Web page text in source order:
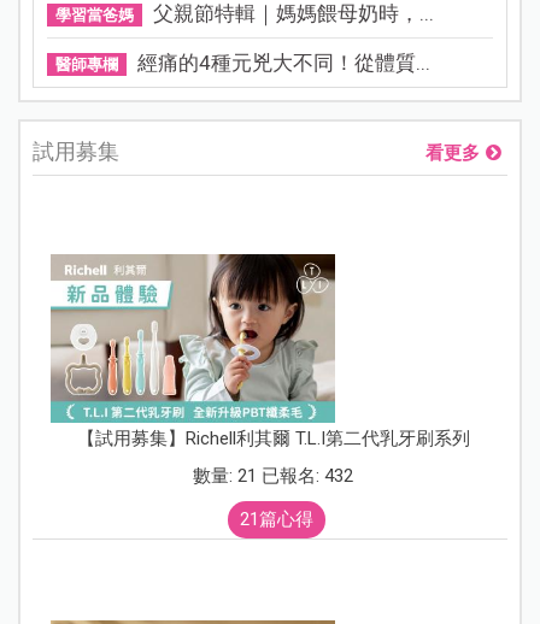
學習當爸媽 父親節特輯｜媽媽餵母奶時，...
醫師專欄 經痛的4種元兇大不同！從體質...
試用募集 看更多
【試用募集】Richell利其爾 T.L.I第二代乳牙刷系列
數量: 21 已報名: 432
21篇心得